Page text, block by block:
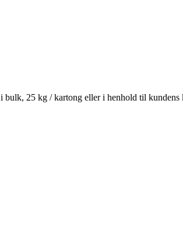
bulk, 25 kg / kartong eller i henhold til kundens